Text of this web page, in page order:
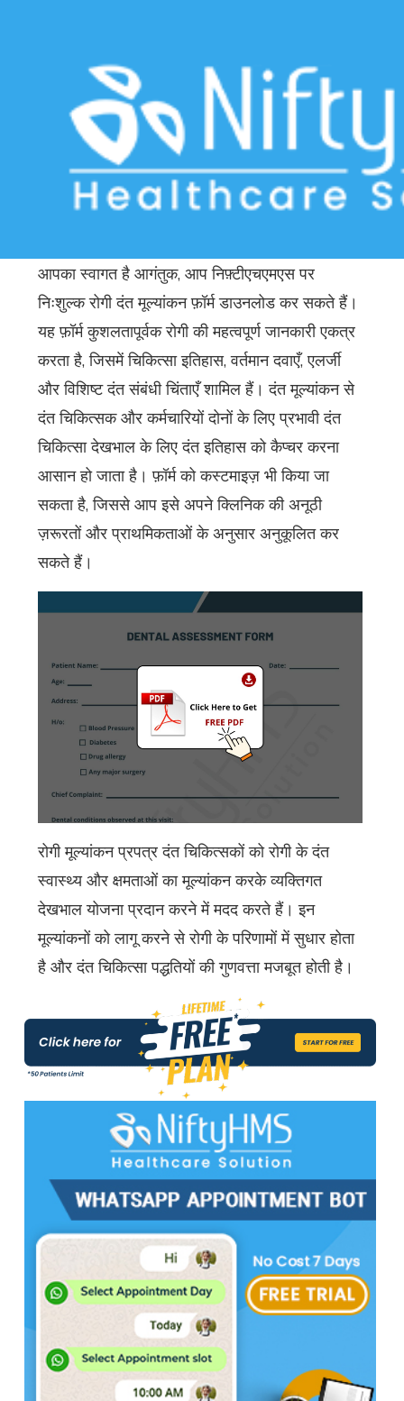
Download Free Patient Assessment
Form for Dentist – Hindi
>>Free Downloads >> Dental>> Download Free
आपका स्वागत है आगंतुक, आप निफ़्टीएचएमएस पर
निःशुल्क रोगी दंत मूल्यांकन फ़ॉर्म डाउनलोड कर सकते हैं।
यह फ़ॉर्म कुशलतापूर्वक रोगी की महत्वपूर्ण जानकारी एकत्र
करता है, जिसमें चिकित्सा इतिहास, वर्तमान दवाएँ, एलर्जी
और विशिष्ट दंत संबंधी चिंताएँ शामिल हैं। दंत मूल्यांकन से
दंत चिकित्सक और कर्मचारियों दोनों के लिए प्रभावी दंत
चिकित्सा देखभाल के लिए दंत इतिहास को कैप्चर करना
आसान हो जाता है। फ़ॉर्म को कस्टमाइज़ भी किया जा
सकता है, जिससे आप इसे अपने क्लिनिक की अनूठी
ज़रूरतों और प्राथमिकताओं के अनुसार अनुकूलित कर
सकते हैं।
रोगी मूल्यांकन प्रपत्र दंत चिकित्सकों को रोगी के दंत
स्वास्थ्य और क्षमताओं का मूल्यांकन करके व्यक्तिगत
देखभाल योजना प्रदान करने में मदद करते हैं। इन
मूल्यांकनों को लागू करने से रोगी के परिणामों में सुधार होता
है और दंत चिकित्सा पद्धतियों की गुणवत्ता मजबूत होती है।